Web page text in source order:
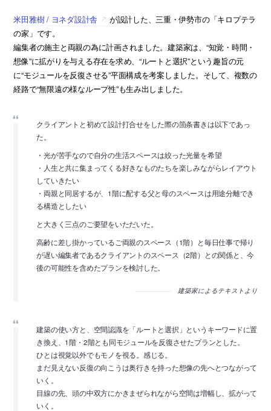
米田雅樹 / ヨネダ設計舎
が設計した、三重・伊勢市の「キロプテラ
の家」です。
編集者の施主と両親の為に計画されました。建築家は、“知覚・時間・
想像”に拡がりを与える存在を求め、“ルートと選択”という趣旨の元
に“モジュールを反復させる”平面構成を考案しました。そして、複数の
経路で“無限遠の様なループ性”も生み出しました。
クライアントと初めて設計打合せをした際の箇条書きは以下であっ
た。
・光が苦手なので自分の生活スペースは絞った光量を希望
・人生と共に集まってくる好きなものたちを楽しみながらレイアウト
していきたい
・両親と同居するが、1階に配する父と母のスペースは用途分離でき
る構造としたい
と大きく三点のご要望をいただいた。
高齢に差し掛かっているご両親のスペース（1階）と毎日仕事で帰り
が遅い編集者であるクライアントのスペース（2階）との関係と、今
後の可能性を含めたプランを検討した。
建築家によるテキストより
建築の使い方と、空間認識を「ルートと選択」というキーワードに置
き換え、1階・2階とも同モジュールを反復させたプランとした。
ひとは視覚以外でもモノを視る。感じる。
まだ見えない反復の向こうは奥行きを持った想像の先へとつながって
いく。
目線の先、頭の中双方にかきまぜられながら空間は増幅し、拡がって
いく。